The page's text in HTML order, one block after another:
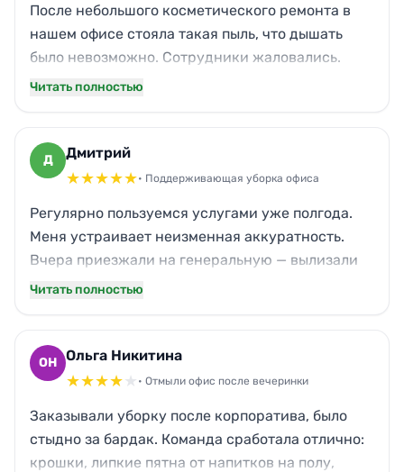
После небольшого косметического ремонта в
нашем офисе стояла такая пыль, что дышать
было невозможно. Сотрудники жаловались.
Специалисты приехали, всё затянули пленкой,
пылинки. Теперь не стыдно клиентов
принимать. Спасибо!
Читать полностью
Д Дмитрий
★★★★★• Поддерживающая уборка офиса
Регулярно пользуемся услугами уже полгода.
Меня устраивает неизменная аккуратность.
Вчера приезжали на генеральную — вылизали
всю кухню: вытяжку, плитку, даже холодильник
предупредили. На результат не повлияло, так
что я спокоен.
Читать полностью
ОН Ольга Никитина
★★★★★ • Отмыли офис после вечеринки
Заказывали уборку после корпоратива, было
стыдно за бардак. Команда сработала отлично:
крошки, липкие пятна от напитков на полу,